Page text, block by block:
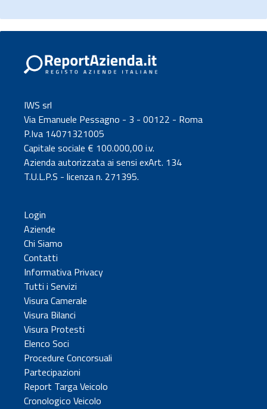
IWS srl
Via Emanuele Pessagno - 3 - 00122 - Roma
P.Iva 14071321005
Capitale sociale € 100.000,00 i.v.
Azienda autorizzata ai sensi exArt. 134
T.U.L.P.S - licenza n. 271395.
Login
Aziende
Chi Siamo
Contatti
Informativa Privacy
Tutti i Servizi
Visura Camerale
Visura Bilanci
Visura Protesti
Elenco Soci
Procedure Concorsuali
Partecipazioni
Report Targa Veicolo
Cronologico Veicolo